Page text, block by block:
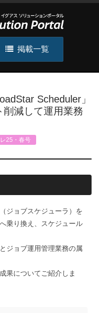
掲載一覧
Scheduler」
削減して運用業務
25・春号
ジョブスケジューラ）を
乗り換え、スケジュール
ジョブ運用管理業務の属
果についてご紹介しま